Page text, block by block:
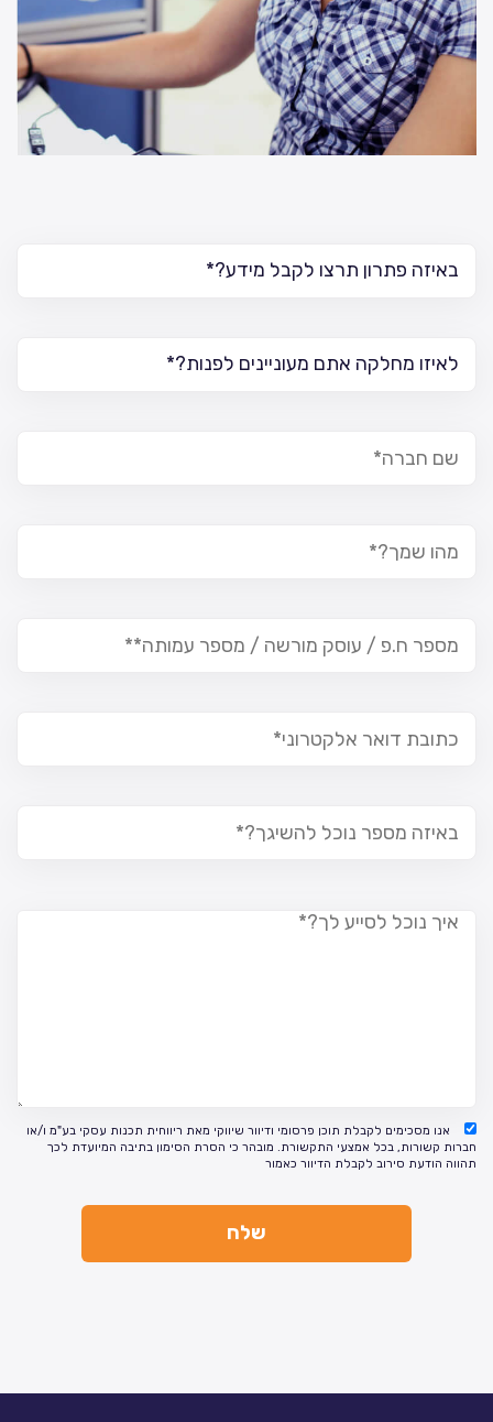
אנו מסכימים לקבלת תוכן פרסומי ודיוור שיווקי מאת ריווחית תכנות עסקי בע"מ ו/או
חברות קשורות, בכל אמצעי התקשורת. מובהר כי הסרת הסימון בתיבה המיועדת לכך
תהווה הודעת סירוב לקבלת הדיוור כאמור